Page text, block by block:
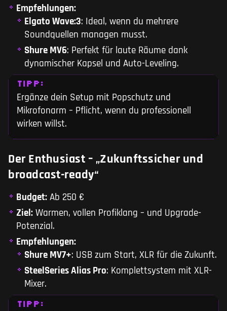
Empfehlungen:
Elgato Wave:3: Ideal, wenn du mehrere
Soundquellen managen musst.
Shure MV6: Perfekt für laute Räume dank
dynamischer Kapsel und Auto-Leveling.
TIPP:
Ergänze dein Setup mit Popschutz und
Mikrofonarm – Pflicht, wenn du professionell
wirken willst.
Der Enthusiast – „Zukunftssicher und
broadcast-ready“
Budget: Ab 250 €
Ziel: Warmen, vollen Profiklang – und Upgrade-
Potenzial.
Empfehlungen:
Shure MV7+: USB zum Start, XLR für die Zukunft.
SteelSeries Alias Pro: Komplettsystem mit XLR-
Mixer.
TIPP: